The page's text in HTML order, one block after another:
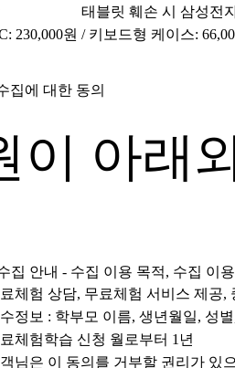
태블릿 훼손 시 삼성전
230,000원 / 키보드형 케이스:
집에 대한 동의
이 아래
집 안내 - 수집 이용 목적, 수집 이
체험 상담, 무료체험 서비스 제공,
정보 : 학부모 이름, 생년월일, 성
체험학습 신청 월로부터 1년
님은 이 동의를 거부할 권리가 있